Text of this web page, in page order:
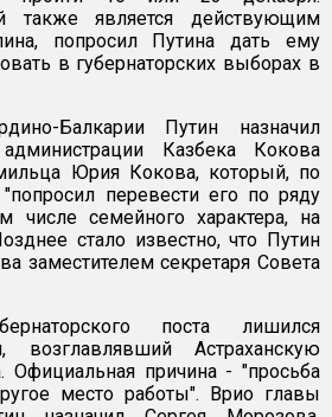
также является действующим
попросил Путина дать ему
в губернаторских выборах в
Балкарии Путин назначил
Казбека Кокова
Юрия Кокова, который, по
перевести его по ряду
числе семейного характера, на
стало известно, что Путин
заместителем секретаря Совета
поста лишился
возглавлявший Астраханскую
Официальная причина - "просьба
место работы". Врио главы